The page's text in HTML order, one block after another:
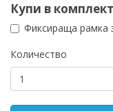
Купи в
Фиксираща рамка
Количество